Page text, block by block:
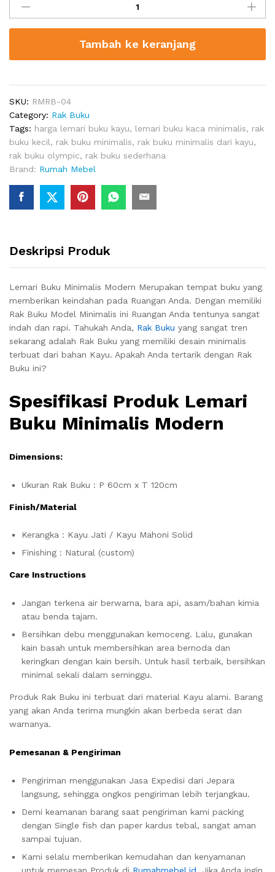
Buku
Minimalis
Modern
Tambah ke keranjang
SKU: RMRB-04
Category: Rak Buku
Tags: harga lemari buku kayu, lemari buku kaca minimalis, rak
buku kecil, rak buku minimalis, rak buku minimalis dari kayu,
rak buku olympic, rak buku sederhana
Brand: Rumah Mebel
Deskripsi Produk
Lemari Buku Minimalis Modern Merupakan tempat buku yang
memberikan keindahan pada Ruangan Anda. Dengan memiliki
Rak Buku Model Minimalis ini Ruangan Anda tentunya sangat
indah dan rapi. Tahukah Anda, Rak Buku yang sangat tren
sekarang adalah Rak Buku yang memiliki desain minimalis
terbuat dari bahan Kayu. Apakah Anda tertarik dengan Rak
Buku ini?
Spesifikasi Produk Lemari
Buku Minimalis Modern
Dimensions:
Ukuran Rak Buku : P 60cm x T 120cm
Finish/Material
Kerangka : Kayu Jati / Kayu Mahoni Solid
Finishing : Natural (custom)
Care Instructions
Jangan terkena air berwarna, bara api, asam/bahan kimia
atau benda tajam.
Bersihkan debu menggunakan kemoceng. Lalu, gunakan
kain basah untuk membersihkan area bernoda dan
keringkan dengan kain bersih. Untuk hasil terbaik, bersihkan
minimal sekali dalam seminggu.
Produk Rak Buku ini terbuat dari material Kayu alami. Barang
yang akan Anda terima mungkin akan berbeda serat dan
warnanya.
Pemesanan & Pengiriman
Pengiriman menggunakan Jasa Expedisi dari Jepara
langsung, sehingga ongkos pengiriman lebih terjangkau.
Demi keamanan barang saat pengiriman kami packing
dengan Single fish dan paper kardus tebal, sangat aman
sampai tujuan.
Kami selalu memberikan kemudahan dan kenyamanan
untuk memesan Produk di Rumahmebel.id . Jika Anda ingin